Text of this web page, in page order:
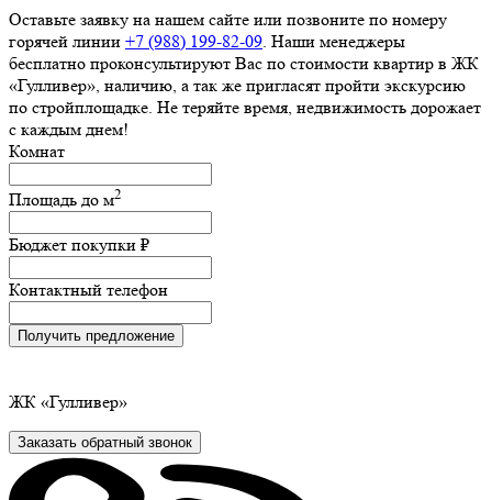
Оставьте заявку на нашем сайте или позвоните по номеру
горячей линии +7 (988) 199‑82‑09 . Наши менеджеры
бесплатно проконсультируют Вас по стоимости квартир в ЖК
«Гулливер», наличию, а так же пригласят пройти экскурсию
по стройплощадке. Не теряйте время, недвижимость дорожает
с каждым днем!
Комнат
Площадь до м2
Бюджет покупки ₽
Контактный телефон
Получить предложение
ЖК «Гулливер»
Заказать обратный звонок